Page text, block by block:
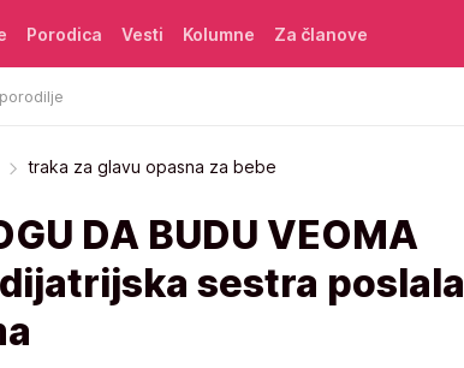
Porodica Vesti Kolumne Za članove
traka za glavu opasna za bebe
DA BUDU VEOMA
sestra poslala